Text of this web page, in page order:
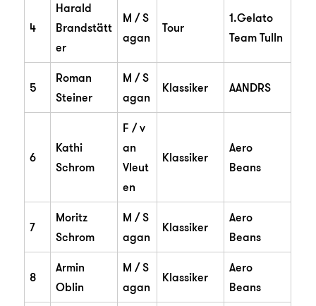
4
Harald
Brandstätt
er
M / S
agan
Tour
1.Gelato
Team Tulln
5
Roman
Steiner
M / S
agan
Klassiker AANDRS
6
Kathi
Schrom
F / v
an
Vleut
en
Klassiker
Aero
Beans
7
Moritz
Schrom
M / S
agan
Klassiker
Aero
Beans
8
Armin
Oblin
M / S
agan
Klassiker
Aero
Beans